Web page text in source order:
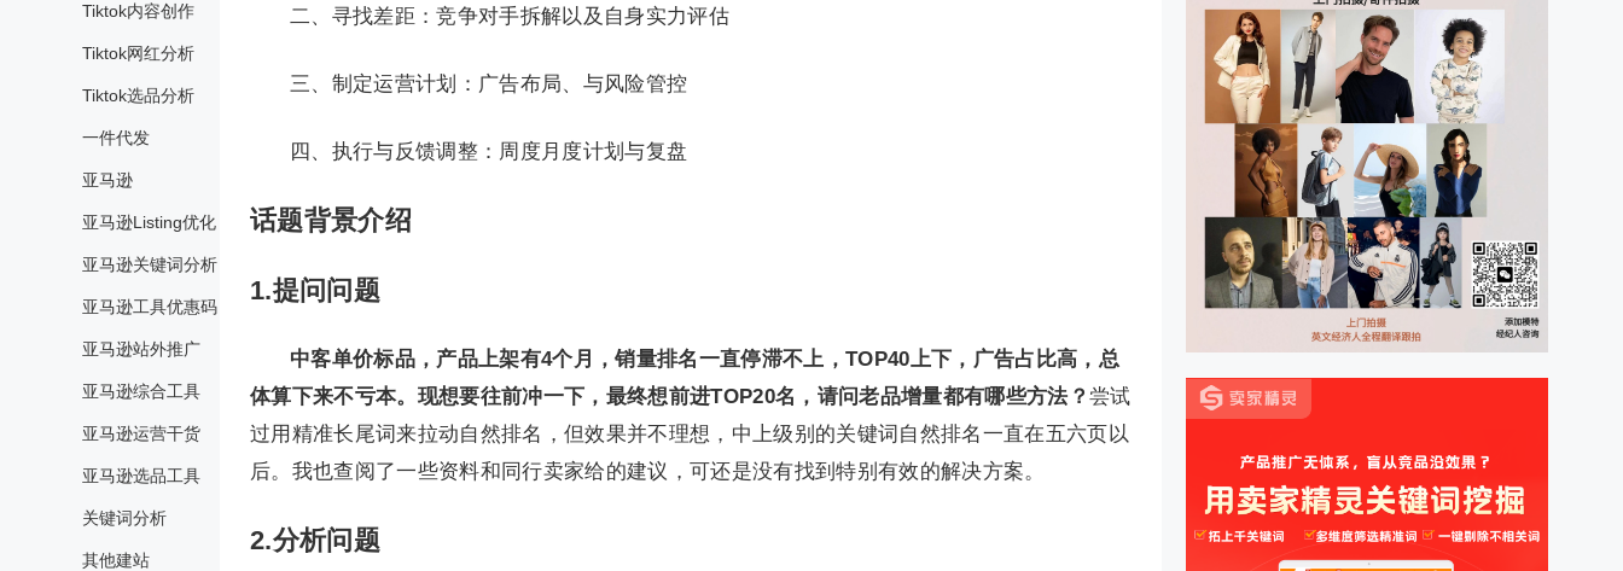
Tiktok内容创作
Tiktok网红分析
Tiktok选品分析
一件代发
亚马逊
亚马逊Listing优化
亚马逊关键词分析
亚马逊工具优惠码
亚马逊站外推广
亚马逊综合工具
亚马逊运营干货
亚马逊选品工具
关键词分析
其他建站
二、寻找差距：竞争对手拆解以及自身实力评估
三、制定运营计划：广告布局、与风险管控
四、执行与反馈调整：周度月度计划与复盘
话题背景介绍
1.提问问题
中客单价标品，产品上架有4个月，销量排名一直停滞不上，TOP40上下，广告占比高，总
体算下来不亏本。现想要往前冲一下，最终想前进TOP20名，请问老品增量都有哪些方法？ 尝试
过用精准长尾词来拉动自然排名，但效果并不理想，中上级别的关键词自然排名一直在五六页以
后。我也查阅了一些资料和同行卖家给的建议，可还是没有找到特别有效的解决方案。
2.分析问题